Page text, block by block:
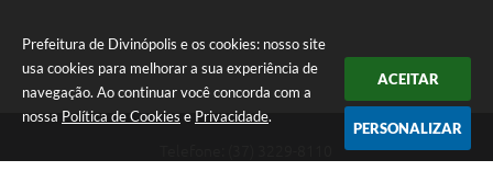
Prefeitura de Divinópolis e os cookies: nosso site
usa cookies para melhorar a sua experiência de
navegação. Ao continuar você concorda com a
nossa Política de Cookies e Privacidade.
ACEITAR
PERSONALIZAR